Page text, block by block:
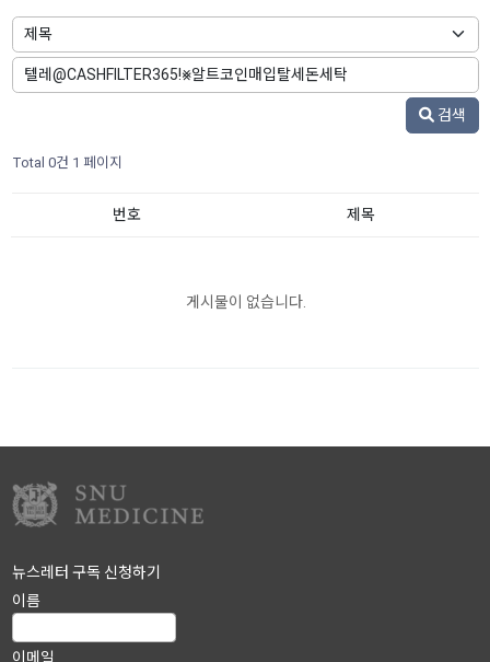
검색
Total 0건 1 페이지
번호 제목
게시물이 없습니다.
뉴스레터 구독 신청하기
이름
이메일